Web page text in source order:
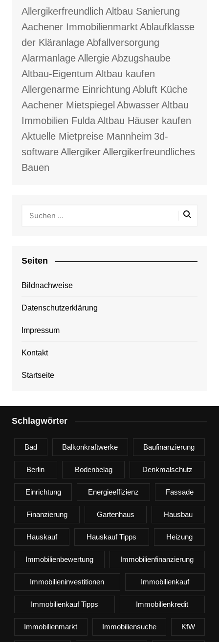
Allergikerfreundlich Altbau Sanierung
Aachener ImmobilienmarktAblaufklasse
der KläranlageAbfallversorgung
AlarmanlageAllergieAbzugshaube
Altbau-Eigentum Altbau kaufen
Allergenarme Einrichtung Abluft Küche
Aachener Mietspiegel AbwasserAltbau
Immobilien FuldaAltbau Häuser kaufen
Aktuelle Mietpreise Mannheim 3d-
softwareAllergikerAllergikerfreundliches
Bauen
Seiten
Bildnachweise
Datenschutzerklärung
Impressum
Kontakt
Startseite
Schlagwörter
Bad Balkonkraftwerke Baufinanzierung
Berlin Bodenbelag Denkmalschutz
Einrichtung Energieeffizienz Fassade
Finanzierung Gartenhaus Hausbau
Hauskauf Hauskauf Tipps Heizung
Immobilienbewertung Immobilienfinanzierung
Immobilieninvestitionen Immobilienkauf
Immobilienkauf Tipps Immobilienkredit
Immobilienmarkt Immobiliensuche KfW